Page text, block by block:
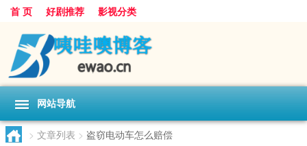
首 页 好剧推荐 影视分类
网站导航
> 文章列表 > 盗窃电动车怎么赔偿